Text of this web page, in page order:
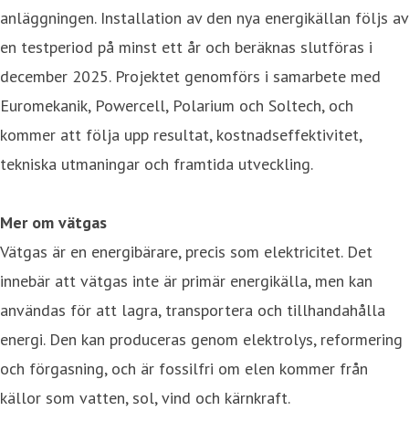
anläggningen. Installation av den nya energikällan följs av
en testperiod på minst ett år och beräknas slutföras i
december 2025. Projektet genomförs i samarbete med
Euromekanik, Powercell, Polarium och Soltech, och
kommer att följa upp resultat, kostnadseffektivitet,
tekniska utmaningar och framtida utveckling.
Mer om vätgas
Vätgas är en energibärare, precis som elektricitet. Det
innebär att vätgas inte är primär energikälla, men kan
användas för att lagra, transportera och tillhandahålla
energi. Den kan produceras genom elektrolys, reformering
och förgasning, och är fossilfri om elen kommer från
källor som vatten, sol, vind och kärnkraft.